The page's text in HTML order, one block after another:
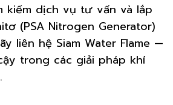
kiếm dịch vụ tư vấn và lắp
(PSA Nitrogen Generator)
liên hệ Siam Water Flame —
trong các giải pháp khí